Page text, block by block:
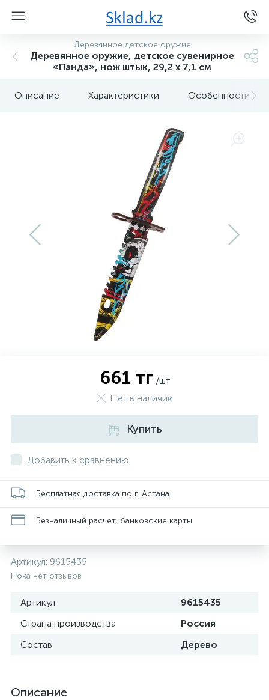
Деревянное детское оружие
Деревянное оружие, детское сувенирное
«Панда», нож штык, 29,2 х 7,1 см
Описание Характеристики Особенности
661 тг /шт
Нет в наличии
Купить
Добавить к сравнению
Бесплатная доставка по г. Астана
Безналичный расчет, банковские карты
Артикул: 9615435
Пока нет отзывов
Артикул
9615435
Страна производства
Россия
Состав
Дерево
Описание